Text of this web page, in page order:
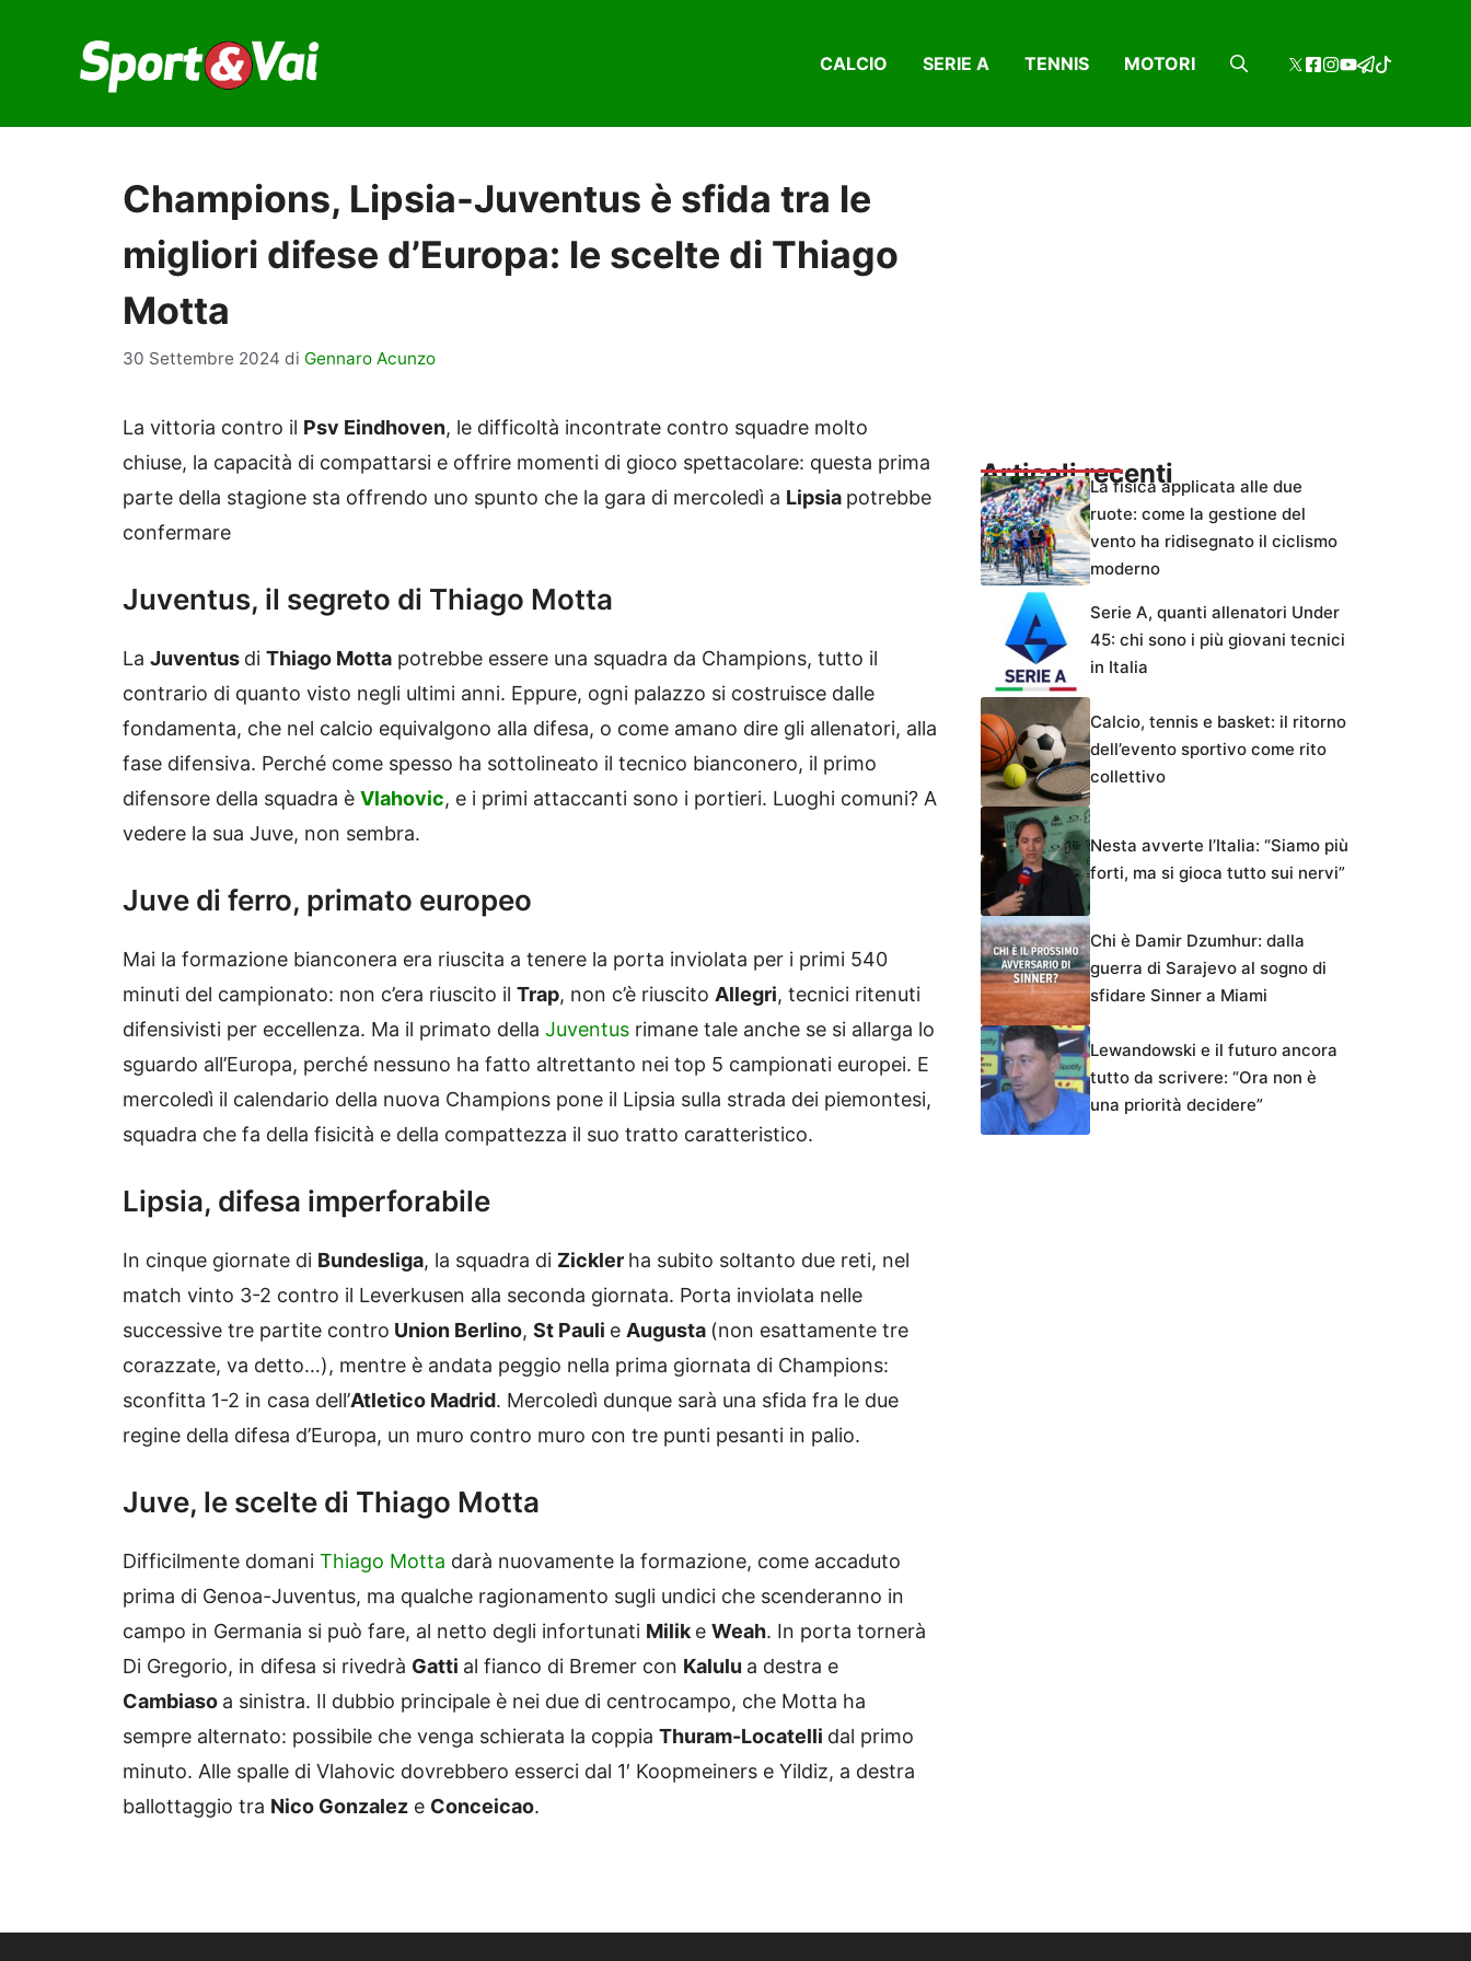
contenuto
CALCIO SERIE A TENNIS MOTORI
Champions, Lipsia-Juventus è sfida tra le
migliori difese d’Europa: le scelte di Thiago
Motta
30 Settembre 2024 di Gennaro Acunzo
La vittoria contro il Psv Eindhoven, le difficoltà incontrate contro squadre molto
chiuse, la capacità di compattarsi e offrire momenti di gioco spettacolare: questa prima
parte della stagione sta offrendo uno spunto che la gara di mercoledì a Lipsia potrebbe
confermare
Juventus, il segreto di Thiago Motta
La Juventus di Thiago Motta potrebbe essere una squadra da Champions, tutto il
contrario di quanto visto negli ultimi anni. Eppure, ogni palazzo si costruisce dalle
fondamenta, che nel calcio equivalgono alla difesa, o come amano dire gli allenatori, alla
fase difensiva. Perché come spesso ha sottolineato il tecnico bianconero, il primo
difensore della squadra è Vlahovic, e i primi attaccanti sono i portieri. Luoghi comuni? A
vedere la sua Juve, non sembra.
Juve di ferro, primato europeo
Mai la formazione bianconera era riuscita a tenere la porta inviolata per i primi 540
minuti del campionato: non c’era riuscito il Trap, non c’è riuscito Allegri, tecnici ritenuti
difensivisti per eccellenza. Ma il primato della Juventus rimane tale anche se si allarga lo
sguardo all’Europa, perché nessuno ha fatto altrettanto nei top 5 campionati europei. E
mercoledì il calendario della nuova Champions pone il Lipsia sulla strada dei piemontesi,
squadra che fa della fisicità e della compattezza il suo tratto caratteristico.
Lipsia, difesa imperforabile
In cinque giornate di Bundesliga, la squadra di Zickler ha subito soltanto due reti, nel
match vinto 3-2 contro il Leverkusen alla seconda giornata. Porta inviolata nelle
successive tre partite contro Union Berlino, St Pauli e Augusta (non esattamente tre
corazzate, va detto…), mentre è andata peggio nella prima giornata di Champions:
sconfitta 1-2 in casa dell’Atletico Madrid. Mercoledì dunque sarà una sfida fra le due
regine della difesa d’Europa, un muro contro muro con tre punti pesanti in palio.
Juve, le scelte di Thiago Motta
Difficilmente domani Thiago Motta darà nuovamente la formazione, come accaduto
prima di Genoa-Juventus, ma qualche ragionamento sugli undici che scenderanno in
campo in Germania si può fare, al netto degli infortunati Milik e Weah. In porta tornerà
Di Gregorio, in difesa si rivedrà Gatti al fianco di Bremer con Kalulu a destra e
Cambiaso a sinistra. Il dubbio principale è nei due di centrocampo, che Motta ha
sempre alternato: possibile che venga schierata la coppia Thuram-Locatelli dal primo
minuto. Alle spalle di Vlahovic dovrebbero esserci dal 1′ Koopmeiners e Yildiz, a destra
ballottaggio tra Nico Gonzalez e Conceicao.
Articoli recentiLa fisica applicata alle due
ruote: come la gestione del
vento ha ridisegnato il ciclismo
moderno
Serie A, quanti allenatori Under
45: chi sono i più giovani tecnici
in Italia
Calcio, tennis e basket: il ritorno
dell’evento sportivo come rito
collettivo
Nesta avverte l’Italia: “Siamo più
forti, ma si gioca tutto sui nervi”
Chi è Damir Dzumhur: dalla
guerra di Sarajevo al sogno di
sfidare Sinner a Miami
Lewandowski e il futuro ancora
tutto da scrivere: “Ora non è
una priorità decidere”